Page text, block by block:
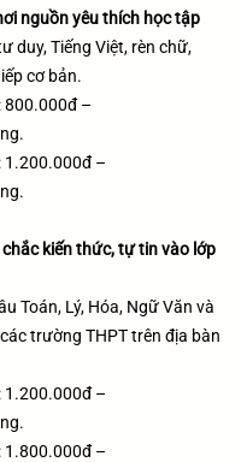
nguồn yêu thích học tập
duy, Tiếng Việt, rèn chữ,
cơ bản.
800.000đ –
.
1.200.000đ –
chắc kiến thức, tự tin vào lớp
Toán, Lý, Hóa, Ngữ Văn và
trường THPT trên địa bàn
1.200.000đ –
1.800.000đ –